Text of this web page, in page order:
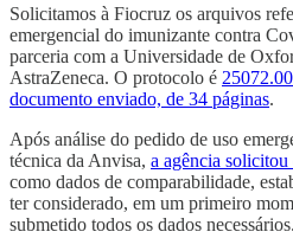
Solicitamos à Fiocruz os arquivos
emergencial do imunizante contra
parceria com a Universidade de
AstraZeneca. O protocolo é
documento enviado, de 34 páginas.
Após análise do pedido de uso
técnica da Anvisa, a agência
como dados de comparabilidade,
ter considerado, em um primeiro
submetido todos os dados necessários.